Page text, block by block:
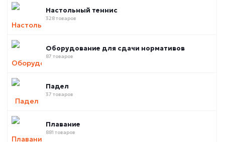
Настольный теннис
328 товаров
Оборудование для сдачи нормативов
87 товаров
Падел
37 товаров
Плавание
881 товаров